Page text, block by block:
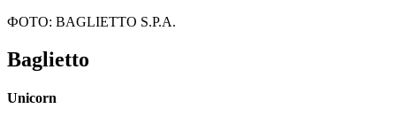
ФОТО: BAGLIETTO S.P.A.
Baglietto
Unicorn